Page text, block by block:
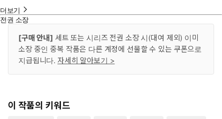
더보기
전권 소장
[구매 안내] 세트 또는 시리즈 전권 소장 시(대여 제외) 이미
소장 중인 중복 작품은 다른 계정에 선물할 수 있는 쿠폰으로
지급됩니다. 자세히 알아보기 >
이 작품의 키워드